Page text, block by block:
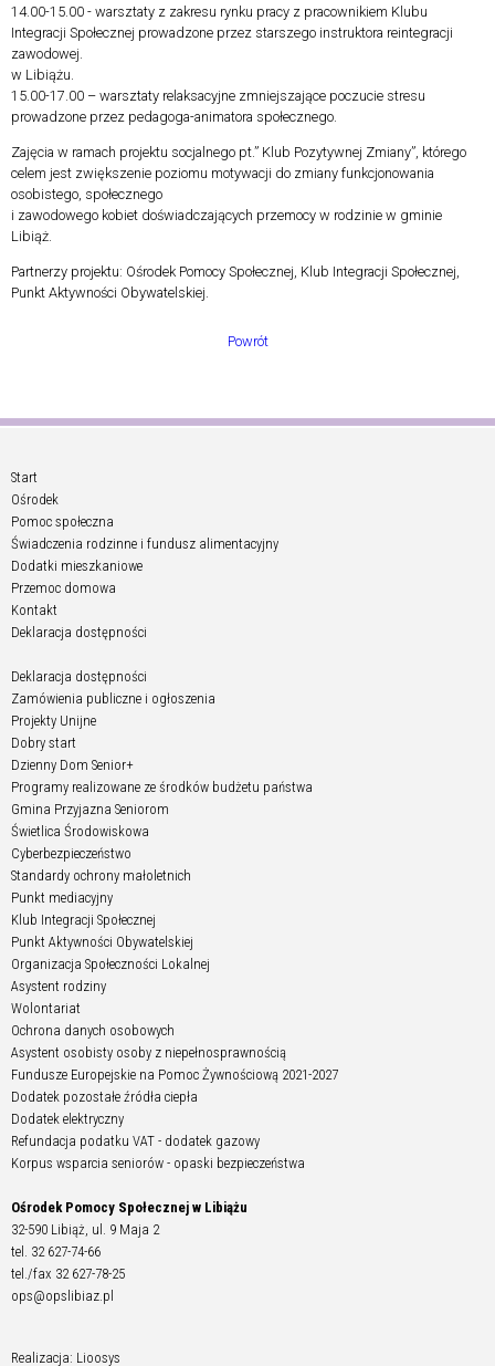
14.00-15.00 - warsztaty z zakresu rynku pracy z pracownikiem Klubu
Integracji Społecznej prowadzone przez starszego instruktora reintegracji
zawodowej.
w Libiążu.
15.00-17.00 – warsztaty relaksacyjne zmniejszające poczucie stresu
prowadzone przez pedagoga-animatora społecznego.
Zajęcia w ramach projektu socjalnego pt.” Klub Pozytywnej Zmiany”, którego
celem jest zwiększenie poziomu motywacji do zmiany funkcjonowania
osobistego, społecznego
i zawodowego kobiet doświadczających przemocy w rodzinie w gminie
Libiąż.
Partnerzy projektu: Ośrodek Pomocy Społecznej, Klub Integracji Społecznej,
Punkt Aktywności Obywatelskiej.
Powrót
Start
Ośrodek
Pomoc społeczna
Świadczenia rodzinne i fundusz alimentacyjny
Dodatki mieszkaniowe
Przemoc domowa
Kontakt
Deklaracja dostępności
Deklaracja dostępności
Zamówienia publiczne i ogłoszenia
Projekty Unijne
Dobry start
Dzienny Dom Senior+
Programy realizowane ze środków budżetu państwa
Gmina Przyjazna Seniorom
Świetlica Środowiskowa
Cyberbezpieczeństwo
Standardy ochrony małoletnich
Punkt mediacyjny
Klub Integracji Społecznej
Punkt Aktywności Obywatelskiej
Organizacja Społeczności Lokalnej
Asystent rodziny
Wolontariat
Ochrona danych osobowych
Asystent osobisty osoby z niepełnosprawnością
Fundusze Europejskie na Pomoc Żywnościową 2021-2027
Dodatek pozostałe źródła ciepła
Dodatek elektryczny
Refundacja podatku VAT - dodatek gazowy
Korpus wsparcia seniorów - opaski bezpieczeństwa
Ośrodek Pomocy Społecznej w Libiążu
32-590 Libiąż, ul. 9 Maja 2
tel. 32 627-74-66
tel./fax 32 627-78-25
ops@opslibiaz.pl
Realizacja: Lioosys